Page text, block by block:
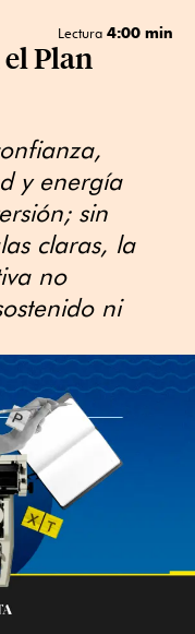
Lectura 4:00 min
el Plan
y energía
sin
claras, la
no
ni